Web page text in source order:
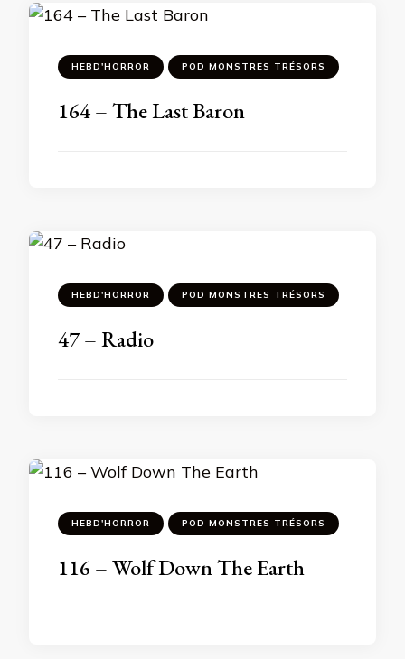
HEBD'HORROR POD MONSTRES TRÉSORS
164 – The Last Baron
HEBD'HORROR POD MONSTRES TRÉSORS
47 – Radio
HEBD'HORROR POD MONSTRES TRÉSORS
116 – Wolf Down The Earth